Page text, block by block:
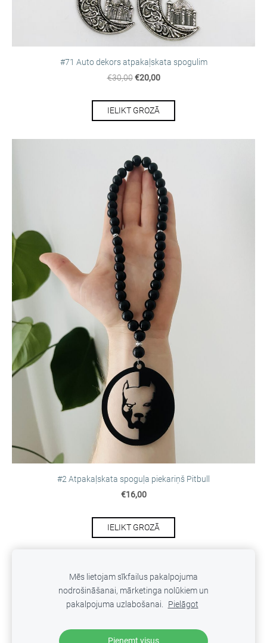
#71 Auto dekors atpakaļskata spogulim
€30,00 €20,00
IELIKT GROZĀ
#2 Atpakaļskata spoguļa piekariņš Pitbull
€16,00
IELIKT GROZĀ
SĪKDATNES
Veidots arMozello- labo mājas lapu ģeneratoru.
Mēs lietojam sīkfailus pakalpojuma
nodrošināšanai, mārketinga nolūkiem un
pakalpojuma uzlabošanai. Pielāgot
Pieņemt visus